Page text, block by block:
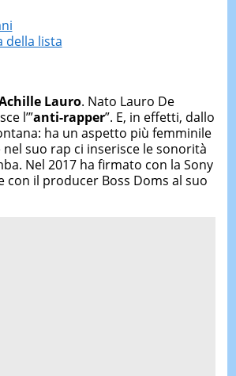
della lista
Lauro. Nato Lauro De
l’”anti-rapper”. E, in effetti, dallo
ha un aspetto più femminile
nel suo rap ci inserisce le sonorità
Nel 2017 ha firmato con la Sony
con il producer Boss Doms al suo